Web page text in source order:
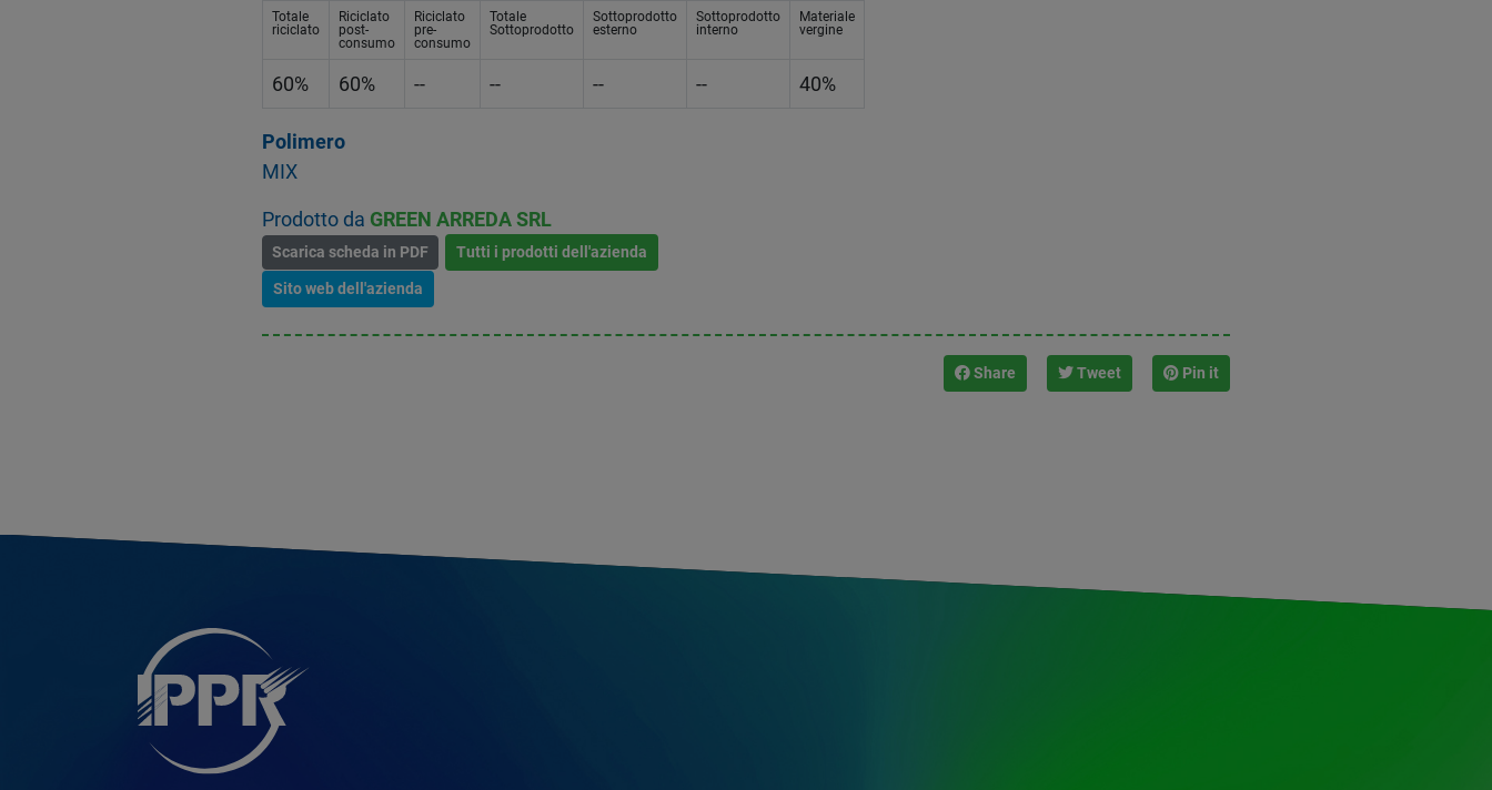
Totale
riciclato
Riciclato
post-
consumo
Riciclato
pre-
consumo
Totale
Sottoprodotto
Sottoprodotto
esterno
Sottoprodotto
interno
Materiale
vergine
60% 60% -- -- -- -- 40%
Polimero
MIX
Prodotto da GREEN ARREDA SRL
Scarica scheda in PDF Tutti i prodotti dell'azienda
Sito web dell'azienda
Share Tweet Pin it